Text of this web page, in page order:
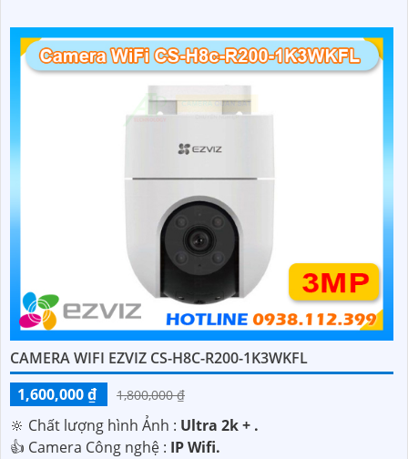
CAMERA WIFI EZVIZ CS-H8C-R200-1K3WKFL
1,600,000 ₫
1,800,000 ₫
🔆 Chất lượng hình Ảnh : Ultra 2k + .
👍 Camera Công nghệ : IP Wifi.